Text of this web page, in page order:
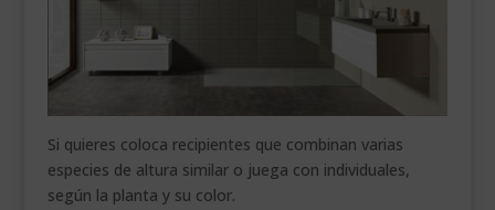
Si quieres coloca recipientes que combinan varias
especies de altura similar o juega con individuales,
según la planta y su color.